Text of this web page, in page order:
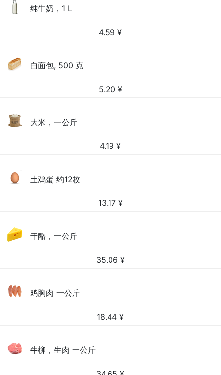
纯牛奶，1 L
4.59 ¥
白面包, 500 克
5.20 ¥
大米，一公斤
4.19 ¥
土鸡蛋 约12枚
13.17 ¥
干酪，一公斤
35.06 ¥
鸡胸肉 一公斤
18.44 ¥
牛柳，生肉 一公斤